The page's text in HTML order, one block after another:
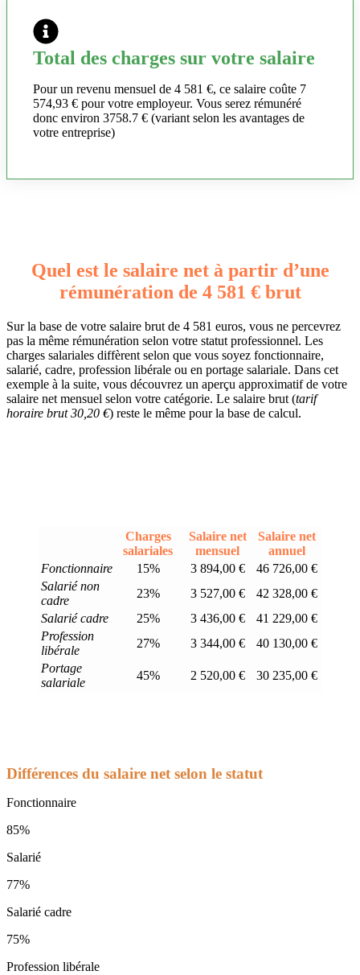
Total des charges sur votre salaire
Pour un revenu mensuel de 4 581 €, ce salaire coûte 7
574,93 € pour votre employeur. Vous serez rémunéré
donc environ 3758.7 € (variant selon les avantages de
votre entreprise)
Quel est le salaire net à partir d’une
rémunération de 4 581 € brut
Sur la base de votre salaire brut de 4 581 euros, vous ne percevrez
pas la même rémunération selon votre statut professionnel. Les
charges salariales diffèrent selon que vous soyez fonctionnaire,
salarié, cadre, profession libérale ou en portage salariale. Dans cet
exemple à la suite, vous découvrez un aperçu approximatif de votre
salaire net mensuel selon votre catégorie. Le salaire brut (tarif
horaire brut 30,20 €) reste le même pour la base de calcul.
Charges
salariales
Salaire net
mensuel
Salaire net
annuel
Fonctionnaire
15% 3 894,00 €
46 726,00 €
Salarié non
cadre
23% 3 527,00 €
42 328,00 €
Salarié cadre
25% 3 436,00 €
41 229,00 €
Profession
libérale
27% 3 344,00 €
40 130,00 €
Portage
salariale
45% 2 520,00 € 30 235,00 €
Différences du salaire net selon le statut
Fonctionnaire
85%
Salarié
77%
Salarié cadre
75%
Profession libérale